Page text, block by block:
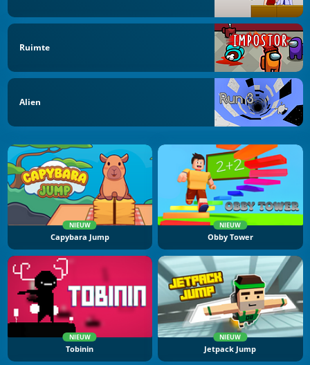
Ruimte
Alien
NIEUW
Capybara Jump
NIEUW
Obby Tower
NIEUW
Tobinin
NIEUW
Jetpack Jump